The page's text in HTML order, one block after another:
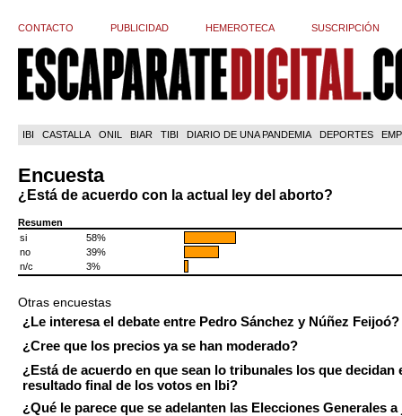
CONTACTO PUBLICIDAD HEMEROTECA SUSCRIPCIÓN
IBI CASTALLA ONIL BIAR TIBI DIARIO DE UNA PANDEMIA DEPORTES
Encuesta
¿Está de acuerdo con la actual ley del aborto?
Resumen
si
58%
no
39%
n/c
3%
Otras encuestas
¿Le interesa el debate entre Pedro Sánchez y Núñez Feijoó?
¿Cree que los precios ya se han moderado?
¿Está de acuerdo en que sean lo tribunales los que decidan
resultado final de los votos en Ibi?
¿Qué le parece que se adelanten las Elecciones Generales